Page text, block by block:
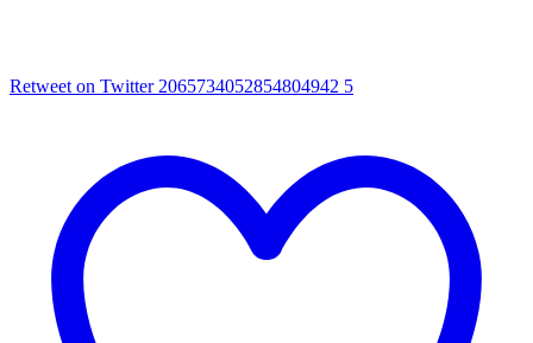
Retweet on Twitter 2065734052854804942 5